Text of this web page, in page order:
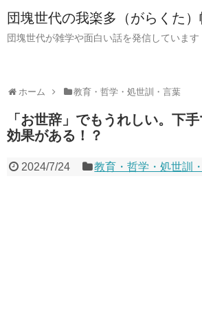
団塊世代の我楽多（がらくた）
団塊世代が雑学や面白い話を発信しています
ホーム 教育・哲学・処世訓・言葉
「お世辞」でもうれしい。下
効果がある！？
2024/7/24 教育・哲学・処世訓